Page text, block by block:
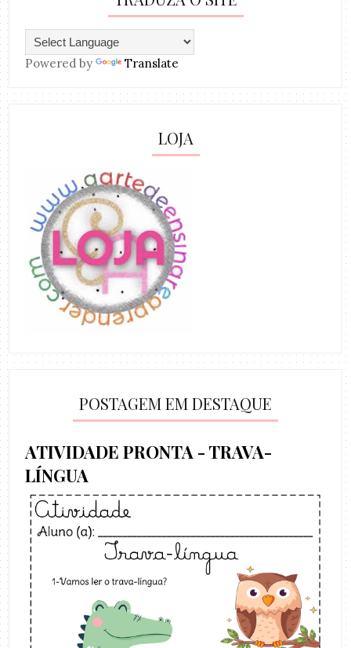
Powered by Translate
LOJA
POSTAGEM EM DESTAQUE
ATIVIDADE PRONTA - TRAVA-
LÍNGUA